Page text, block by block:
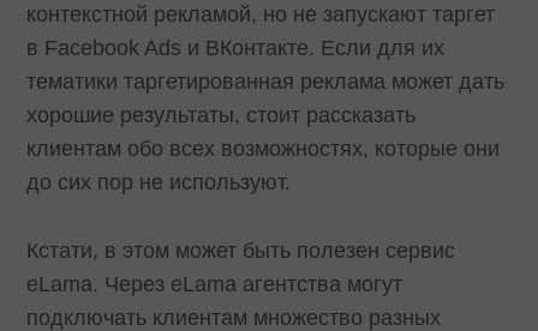
контекстной рекламой, но не запускают таргет
в Facebook Ads и ВКонтакте. Если для их
тематики таргетированная реклама может дать
хорошие результаты, стоит рассказать
клиентам обо всех возможностях, которые они
до сих пор не используют.
Кстати, в этом может быть полезен сервис
eLama. Через eLama агентства могут
подключать клиентам множество разных